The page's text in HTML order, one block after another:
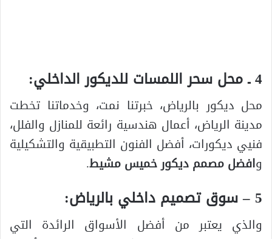
4 ـ محل سحر اللمسات للديكور الداخلي:
محل ديكور بالرياض، خبرتنا نمت، وخدماتنا تخطت
مدينة الرياض، أعمال هندسية رائعة للمنازل والفلل،
فنيي ديكورات، أفضل الفنون التطبيقية والتشكيلية
وافضل مصمم ديكور خميس مشيط.
5 – سوق تصميم داخلي بالرياض:
والذي يعتبر من أفضل الأسواق الرائدة التي